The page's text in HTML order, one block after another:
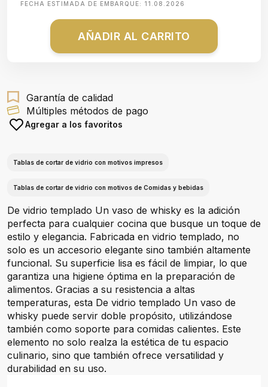
FECHA ESTIMADA DE EMBARQUE: 11.08.2026
AÑADIR AL CARRITO
Garantía de calidad
Múltiples métodos de pago
Agregar a los favoritos
Tablas de cortar de vidrio con motivos impresos
Tablas de cortar de vidrio con motivos de Comidas y bebidas
De vidrio templado Un vaso de whisky es la adición
perfecta para cualquier cocina que busque un toque de
estilo y elegancia. Fabricada en vidrio templado, no
solo es un accesorio elegante sino también altamente
funcional. Su superficie lisa es fácil de limpiar, lo que
garantiza una higiene óptima en la preparación de
alimentos. Gracias a su resistencia a altas
temperaturas, esta De vidrio templado Un vaso de
whisky puede servir doble propósito, utilizándose
también como soporte para comidas calientes. Este
elemento no solo realza la estética de tu espacio
culinario, sino que también ofrece versatilidad y
durabilidad en su uso.